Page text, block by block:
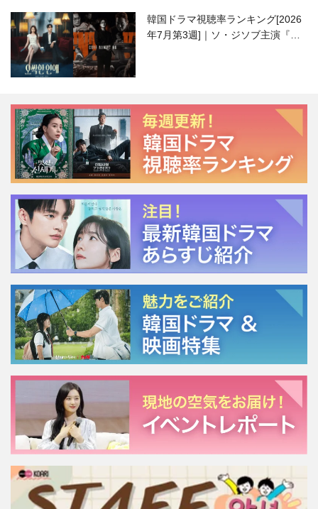
韓国ドラマ視聴率ランキング[2026
年7月第3週]｜ソ・ジソブ主演『エ